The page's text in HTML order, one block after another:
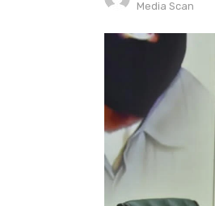
Author
Media Scan